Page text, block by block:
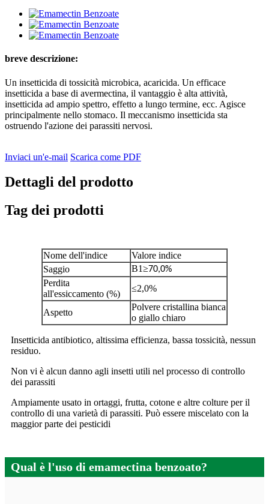
breve descrizione:
Un insetticida di tossicità microbica, acaricida. Un efficace
insetticida a base di avermectina, il vantaggio è alta attività,
insetticida ad ampio spettro, effetto a lungo termine, ecc. Agisce
principalmente nello stomaco. Il meccanismo insetticida sta
ostruendo l'azione dei parassiti nervosi.
Inviaci un'e-mail Scarica come PDF
Dettagli del prodotto
Tag dei prodotti
Nome dell'indice
Valore indice
Saggio
B1≥70,0%
Perdita
all'essiccamento (%)
≤2,0%
Aspetto
Polvere cristallina bianca
o giallo chiaro
Insetticida antibiotico, altissima efficienza, bassa tossicità, nessun
residuo.
Non vi è alcun danno agli insetti utili nel processo di controllo
dei parassiti
Ampiamente usato in ortaggi, frutta, cotone e altre colture per il
controllo di una varietà di parassiti. Può essere miscelato con la
maggior parte dei pesticidi
Qual è l'uso di emamectina benzoato?